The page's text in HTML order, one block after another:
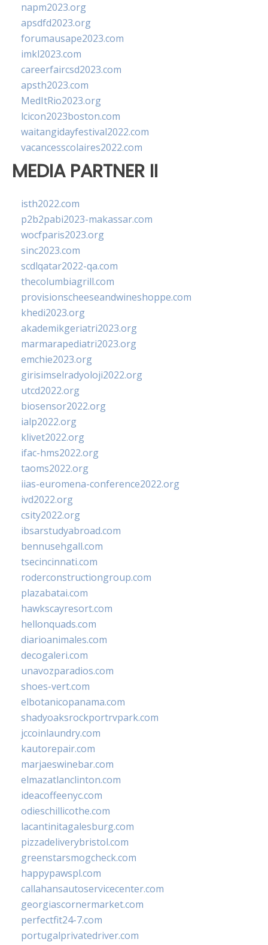
napm2023.org
apsdfd2023.org
forumausape2023.com
imkl2023.com
careerfaircsd2023.com
apsth2023.com
MedItRio2023.org
lcicon2023boston.com
waitangidayfestival2022.com
vacancesscolaires2022.com
MEDIA PARTNER II
isth2022.com
p2b2pabi2023-makassar.com
wocfparis2023.org
sinc2023.com
scdlqatar2022-qa.com
thecolumbiagrill.com
provisionscheeseandwineshoppe.com
khedi2023.org
akademikgeriatri2023.org
marmarapediatri2023.org
emchie2023.org
girisimselradyoloji2022.org
utcd2022.org
biosensor2022.org
ialp2022.org
klivet2022.org
ifac-hms2022.org
taoms2022.org
iias-euromena-conference2022.org
ivd2022.org
csity2022.org
ibsarstudyabroad.com
bennusehgall.com
tsecincinnati.com
roderconstructiongroup.com
plazabatai.com
hawkscayresort.com
hellonquads.com
diarioanimales.com
decogaleri.com
unavozparadios.com
shoes-vert.com
elbotanicopanama.com
shadyoaksrockportrvpark.com
jccoinlaundry.com
kautorepair.com
marjaeswinebar.com
elmazatlanclinton.com
ideacoffeenyc.com
odieschillicothe.com
lacantinitagalesburg.com
pizzadeliverybristol.com
greenstarsmogcheck.com
happypawspl.com
callahansautoservicecenter.com
georgiascornermarket.com
perfectfit24-7.com
portugalprivatedriver.com